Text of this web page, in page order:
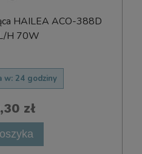
HAILEA ACO-388D
H 70W
w: 24 godziny
zł